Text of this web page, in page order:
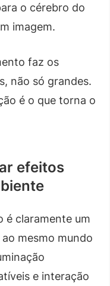
o cérebro do
imagem.
faz os
não só grandes.
é o que torna o
efeitos
é claramente um
mesmo mundo
e interação